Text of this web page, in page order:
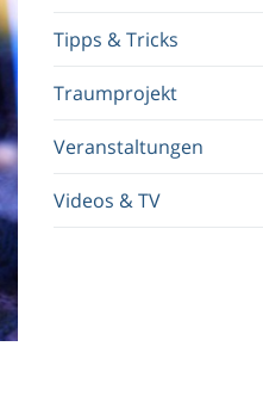
Tipps & Tricks
Traumprojekt
Veranstaltungen
Videos & TV